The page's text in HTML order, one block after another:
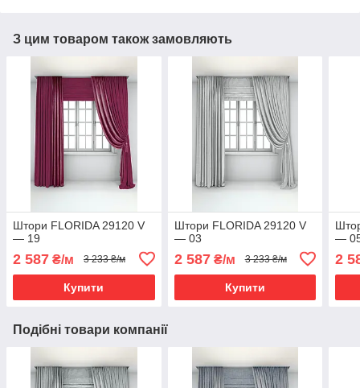
З цим товаром також замовляють
Штори FLORIDA 29120 V
— 19
2 587 ₴/м 3 233 ₴/м
Купити
Штори FLORIDA 29120 V
— 03
2 587₴/м 3 233 ₴/м
Купити
—
2
Подібні товари компанії